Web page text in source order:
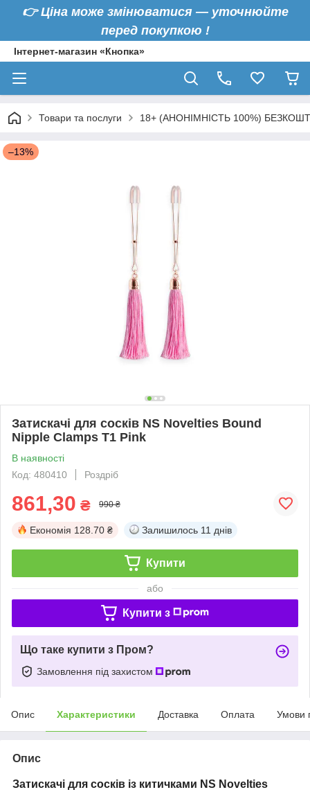
👉Ціна може змінюватися — уточнюйте
перед покупкою !
Інтернет-магазин «Кнопка»
Товари та послуги 18+ (АНОНІМНІСТЬ 100%)
–13%
Затискачі для сосків NS Novelties Bound
Nipple Clamps T1 Pink
В наявності
Код: 480410
Роздріб
861,30 ₴ 990 ₴
Економія 128.70 ₴ Залишилось 11 днів
Купити
або
Купити з
Що таке купити з Пром?
Замовлення під захистом
Опис Характеристики Доставка Оплата Умови
Опис
Затискачі для сосків із китичками NS Novelties